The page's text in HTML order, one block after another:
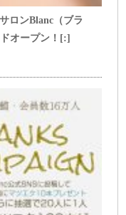
ロンBlanc（ブラ
オープン！[:]